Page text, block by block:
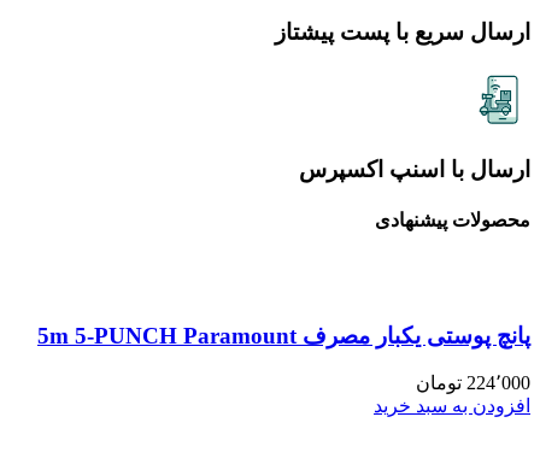
ارسال سریع با پست پیشتاز
ارسال با اسنپ اکسپرس
محصولات پیشنهادی
پانچ پوستی یکبار مصرف 5m 5-PUNCH Paramount
224٬000 تومان
افزودن به سبد خرید